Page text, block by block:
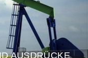
AUSDRÜCKE